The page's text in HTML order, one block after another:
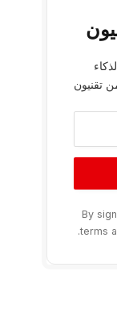
تقنيون
By
terms